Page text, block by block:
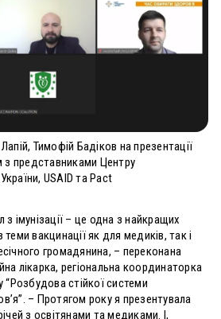
Тимофій Бадіков на презентації
з представниками Центру
USAID та Pact
з імунізації – це одна з найкращих
вакцинації як для медиків, так і
громадянина, – переконана
лікарка, регіональна координаторка
“Розбудова стійкої системи
– Протягом року я презентувала
з освітянами та медиками. І,